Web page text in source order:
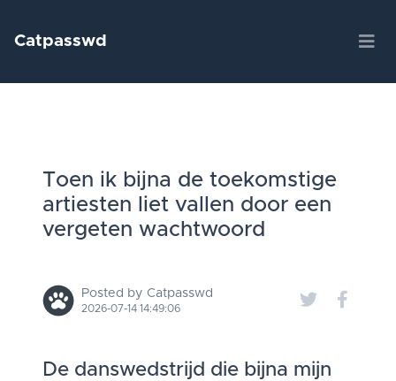
Catpasswd
Toen ik bijna de toekomstige
artiesten liet vallen door een
vergeten wachtwoord
Posted by Catpasswd
2026-07-14 14:49:06
De danswedstrijd die bijna mijn